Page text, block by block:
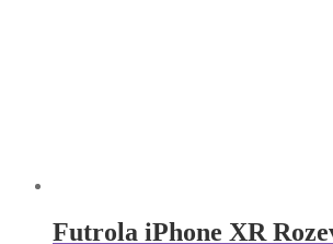
Futrola iPhone XR